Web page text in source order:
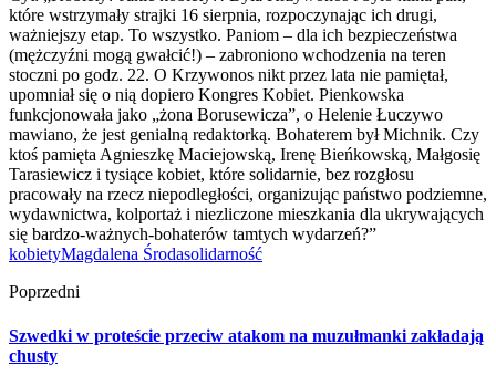
które wstrzymały strajki 16 sierpnia, rozpoczynając ich drugi,
ważniejszy etap. To wszystko. Paniom – dla ich bezpieczeństwa
(mężczyźni mogą gwałcić!) – zabroniono wchodzenia na teren
stoczni po godz. 22. O Krzywonos nikt przez lata nie pamiętał,
upomniał się o nią dopiero Kongres Kobiet. Pienkowska
funkcjonowała jako „żona Borusewicza”, o Helenie Łuczywo
mawiano, że jest genialną redaktorką. Bohaterem był Michnik. Czy
ktoś pamięta Agnieszkę Maciejowską, Irenę Bieńkowską, Małgosię
Tarasiewicz i tysiące kobiet, które solidarnie, bez rozgłosu
pracowały na rzecz niepodległości, organizując państwo podziemne,
wydawnictwa, kolportaż i niezliczone mieszkania dla ukrywających
się bardzo-ważnych-bohaterów tamtych wydarzeń?”
kobietyMagdalena Środasolidarność
Poprzedni
Szwedki w proteście przeciw atakom na muzułmanki zakładają
chusty